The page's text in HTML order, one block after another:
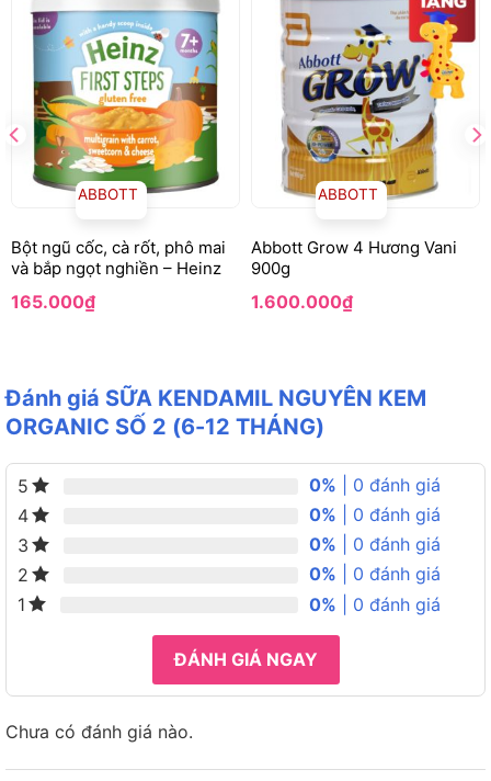
Bột ngũ cốc, cà rốt, phô mai
và bắp ngọt nghiền – Heinz
ABBOTT
165.000₫
Abbott Grow 4 Hương Vani
900g
ABBOTT
1.600.000₫
Đánh giá SỮA KENDAMIL NGUYÊN KEM
ORGANIC SỐ 2 (6-12 THÁNG)
5 0% | 0 đánh giá
4
0% | 0 đánh giá
3
0% | 0 đánh giá
2
0% | 0 đánh giá
1
0% | 0 đánh giá
ĐÁNH GIÁ NGAY
Chưa có đánh giá nào.